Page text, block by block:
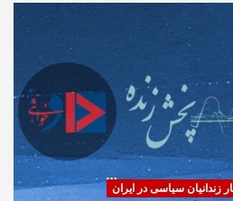
زندانیان سیاسی در ایران